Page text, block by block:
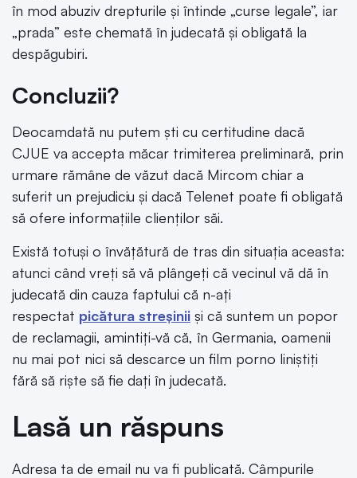
în mod abuziv drepturile și întinde „curse legale”, iar
„prada” este chemată în judecată și obligată la
despăgubiri.
Concluzii?
Deocamdată nu putem ști cu certitudine dacă
CJUE va accepta măcar trimiterea preliminară, prin
urmare rămâne de văzut dacă Mircom chiar a
suferit un prejudiciu și dacă Telenet poate fi obligată
să ofere informațiile clienților săi.
Există totuși o învățătură de tras din situația aceasta:
atunci când vreți să vă plângeți că vecinul vă dă în
judecată din cauza faptului că n-ați
respectat picătura streșinii și că suntem un popor
de reclamagii, amintiți-vă că, în Germania, oamenii
nu mai pot nici să descarce un film porno liniștiți
fără să riște să fie dați în judecată.
Lasă un răspuns
Adresa ta de email nu va fi publicată. Câmpurile